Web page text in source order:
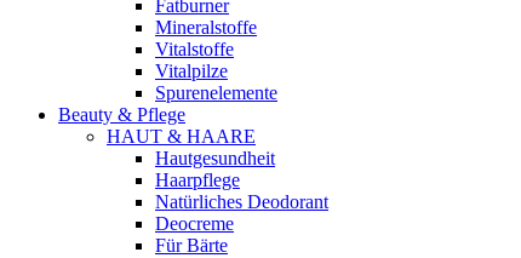
Fatburner
Mineralstoffe
Vitalstoffe
Vitalpilze
Spurenelemente
Beauty & Pflege
HAUT & HAARE
Hautgesundheit
Haarpflege
Natürliches Deodorant
Deocreme
Für Bärte